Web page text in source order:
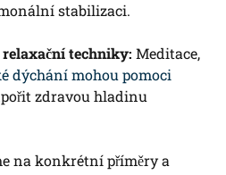
stabilizaci.
techniky: Meditace,
dýchání mohou pomoci
zdravou hladinu
na konkrétní příměry a